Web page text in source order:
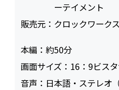
ーテイメント
販売元： クロックワークス
本編： 約50
画面サイズ： 16：9ビス
音声： 日本語・ステレオ